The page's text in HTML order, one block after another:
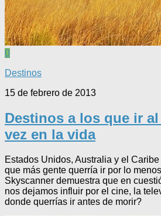
0
Destinos
15 de febrero de 2013
Destinos a los que ir
vez en la vida
Estados Unidos, Australia y el
que más gente querría ir por lo
Skyscanner demuestra que en
nos dejamos influir por el cine, la
donde querrías ir antes de morir?